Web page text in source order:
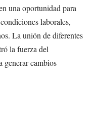
una oportunidad para
laborales,
La unión de diferentes
la fuerza del
generar cambios